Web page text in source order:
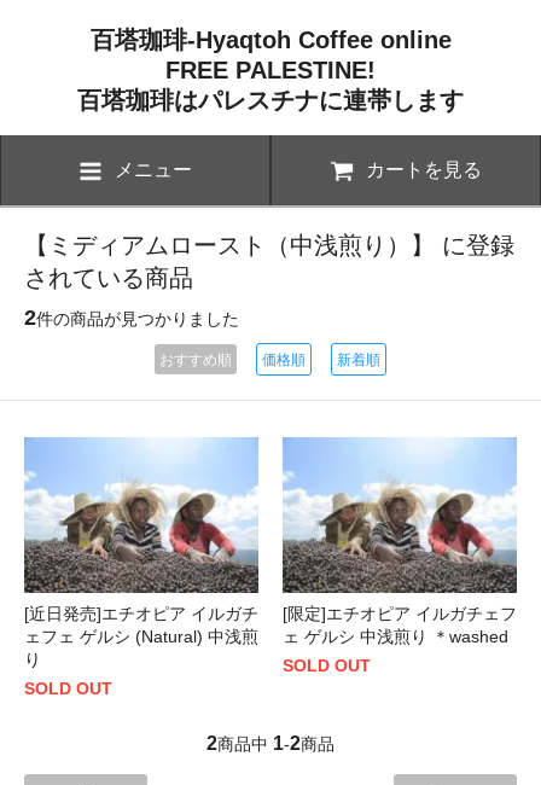
百塔珈琲-Hyaqtoh Coffee online
FREE PALESTINE!
百塔珈琲はパレスチナに連帯します
メニュー カートを見る
【ミディアムロースト（中浅煎り）】 に登録
されている商品
2件の商品が見つかりました
おすすめ順 価格順 新着順
[近日発売]エチオピア イルガチ
ェフェ ゲルシ (Natural) 中浅煎
り
SOLD OUT
[限定]エチオピア イルガチェフ
ェ ゲルシ 中浅煎り ＊washed
SOLD OUT
2商品中 1-2商品